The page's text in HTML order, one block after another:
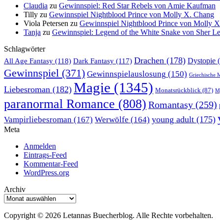
Claudia zu Gewinnspiel: Red Star Rebels von Amie Kaufman
Tilly zu Gewinnspiel Nightblood Prince von Molly X. Chang
Viola Petersen zu Gewinnspiel Nightblood Prince von Molly
Tanja zu Gewinnspiel: Legend of the White Snake von Sher
Schlagwörter
All Age Fantasy (118) Dark Fantasy (117) Drachen (178) Dystopie
Gewinnspiel (371) Gewinnspielauslosung (150) Griechische
Liebesroman (182) Magie (1345) Monatsrückblick (87)
paranormal Romance (808) Romantasy (259)
Vampirliebesroman (167) Werwölfe (164) young adult (175)
Meta
Anmelden
Eintrags-Feed
Kommentar-Feed
WordPress.org
Archiv
Archiv
Copyright © 2026 Letannas Buecherblog. Alle Rechte vorbehalten.